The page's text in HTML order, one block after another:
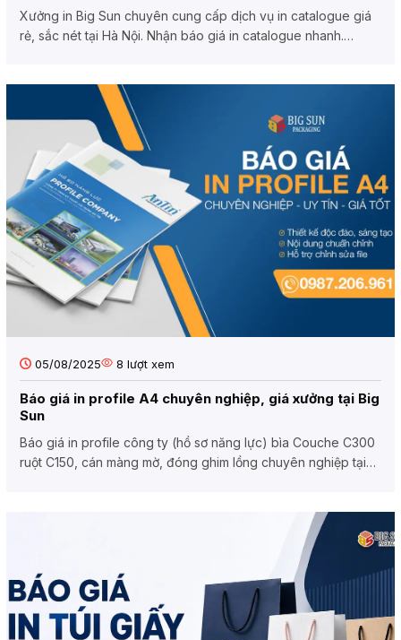
Xưởng in Big Sun chuyên cung cấp dịch vụ in catalogue giá
rẻ, sắc nét tại Hà Nội. Nhận báo giá in catalogue nhanh.
05/08/2025 8 lượt xem
Báo giá in profile A4 chuyên nghiệp, giá xưởng tại Big
Sun
Báo giá in profile công ty (hồ sơ năng lực) bìa Couche C300
ruột C150, cán màng mờ, đóng ghim lồng chuyên nghiệp tại